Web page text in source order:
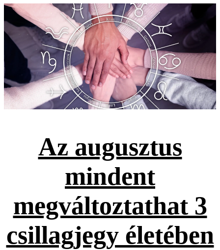
Az augusztus
mindent
megváltoztathat 3
csillagjegy életében